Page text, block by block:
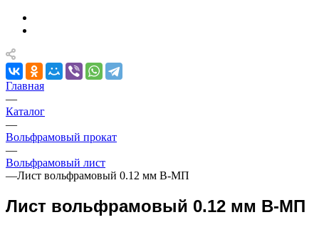
Главная
—
Каталог
—
Вольфрамовый прокат
—
Вольфрамовый лист
—Лист вольфрамовый 0.12 мм В-МП
Лист вольфрамовый 0.12 мм В-МП